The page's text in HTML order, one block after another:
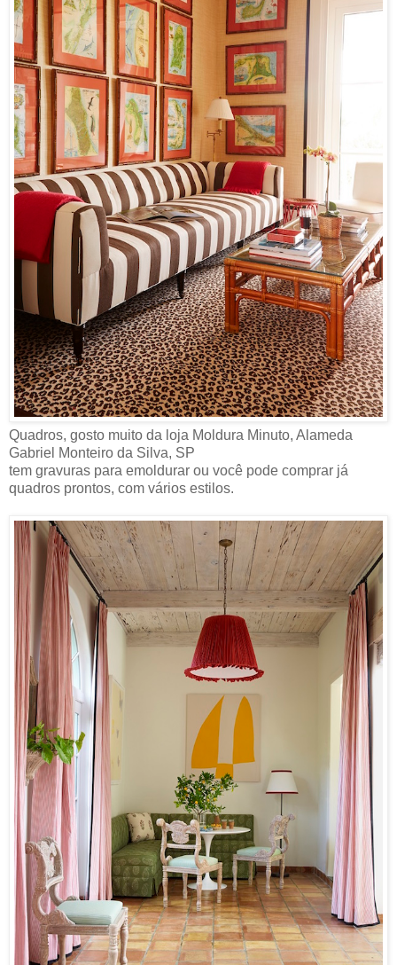
Quadros, gosto muito da loja Moldura Minuto, Alameda
Gabriel Monteiro da Silva, SP
tem gravuras para emoldurar ou você pode comprar já
quadros prontos, com vários estilos.